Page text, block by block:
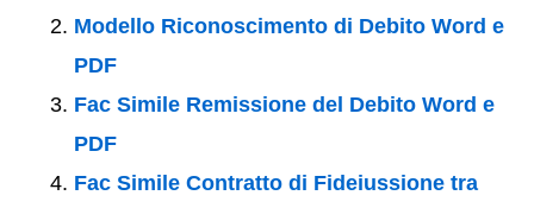
Modello Riconoscimento di Debito Word e
PDF
Fac Simile Remissione del Debito Word e
PDF
Fac Simile Contratto di Fideiussione tra